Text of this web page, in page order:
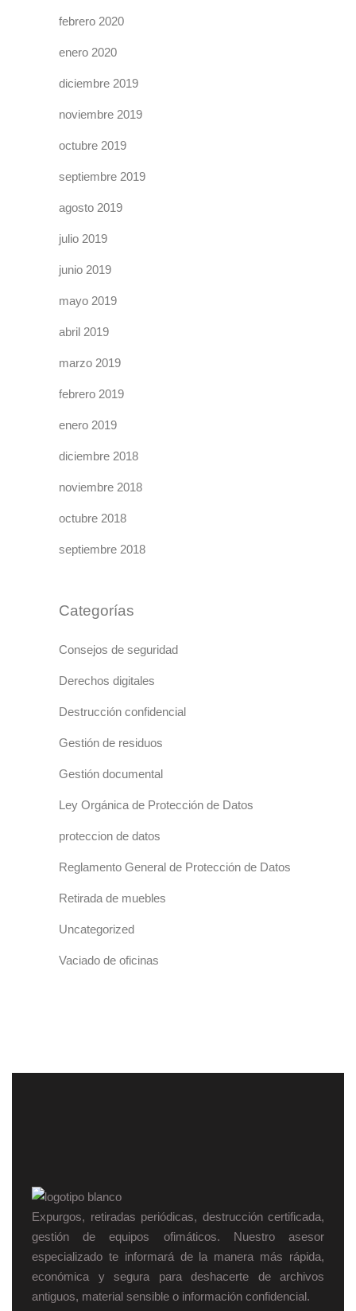
febrero 2020
enero 2020
diciembre 2019
noviembre 2019
octubre 2019
septiembre 2019
agosto 2019
julio 2019
junio 2019
mayo 2019
abril 2019
marzo 2019
febrero 2019
enero 2019
diciembre 2018
noviembre 2018
octubre 2018
septiembre 2018
Categorías
Consejos de seguridad
Derechos digitales
Destrucción confidencial
Gestión de residuos
Gestión documental
Ley Orgánica de Protección de Datos
proteccion de datos
Reglamento General de Protección de Datos
Retirada de muebles
Uncategorized
Vaciado de oficinas
Expurgos, retiradas periódicas, destrucción certificada,
gestión de equipos ofimáticos. Nuestro asesor
especializado te informará de la manera más rápida,
económica y segura para deshacerte de archivos
antiguos, material sensible o información confidencial.